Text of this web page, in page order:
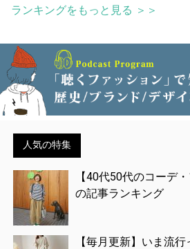
ランキングをもっと見る ＞＞
人気の特集
【40代50代のコーデ
の記事ランキング
【毎月更新】いま流